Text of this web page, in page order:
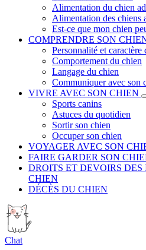
Alimentation du chien
Alimentation des chiens
Est-ce que mon chien
COMPRENDRE SON
Personnalité et caractère
Comportement du chien
Langage du chien
Communiquer avec son
VIVRE AVEC SON CHIEN
Sports canins
Astuces du quotidien
Sortir son chien
Occuper son chien
VOYAGER AVEC SON
FAIRE GARDER SON
DROITS ET DEVOIRS DES
CHIEN
DÉCÈS DU CHIEN
Chat